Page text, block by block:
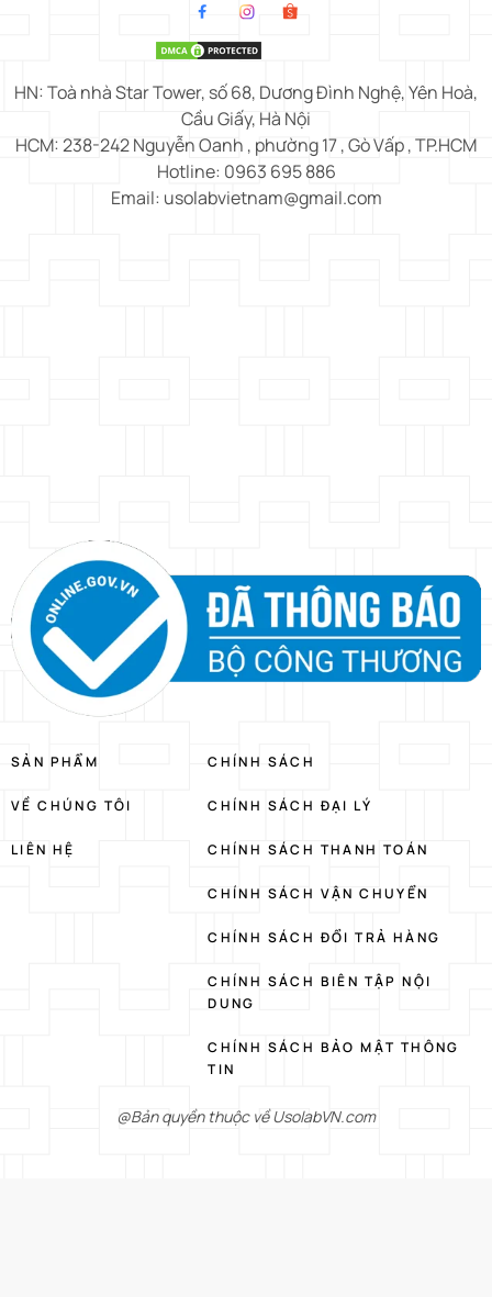
HN: Toà nhà Star Tower, số 68, Dương Đình Nghệ, Yên Hoà,
Cầu Giấy, Hà Nội
HCM: 238-242 Nguyễn Oanh , phường 17 , Gò Vấp , TP.HCM
Hotline: 0963 695 886
Email: usolabvietnam@gmail.com
SẢN PHẨM
VỀ CHÚNG TÔI
LIÊN HỆ
CHÍNH SÁCH
CHÍNH SÁCH ĐẠI LÝ
CHÍNH SÁCH THANH TOÁN
CHÍNH SÁCH VẬN CHUYỂN
CHÍNH SÁCH ĐỔI TRẢ HÀNG
CHÍNH SÁCH BIÊN TẬP NỘI
DUNG
CHÍNH SÁCH BẢO MẬT THÔNG
TIN
@Bản quyền thuộc về UsolabVN.com